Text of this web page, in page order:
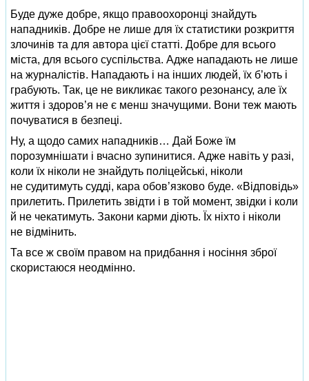
Буде дуже добре, якщо правоохоронці знайдуть
нападників. Добре не лише для їх статистики розкриття
злочинів та для автора цієї статті. Добре для всього
міста, для всього суспільства. Адже нападають не лише
на журналістів. Нападають і на інших людей, їх б’ють і
грабують. Так, це не викликає такого резонансу, але їх
життя і здоров’я не є менш значущими. Вони теж мають
почуватися в безпеці.
Ну, а щодо самих нападників… Дай Боже їм
порозумнішати і вчасно зупинитися. Адже навіть у разі,
коли їх ніколи не знайдуть поліцейські, ніколи
не судитимуть судді, кара обов’язково буде. «Відповідь»
прилетить. Прилетить звідти і в той момент, звідки і коли
й не чекатимуть. Закони карми діють. Їх ніхто і ніколи
не відмінить.
Та все ж своїм правом на придбання і носіння зброї
скористаюся неодмінно.